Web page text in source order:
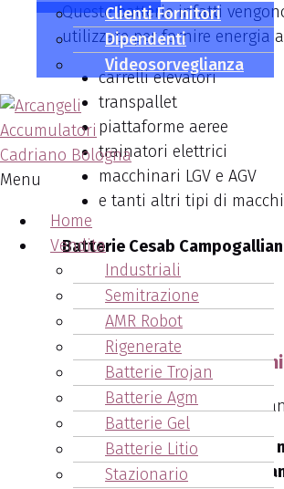
Clienti Fornitori
Dipendenti
Videosorveglianza
Menu
Home
Vendita
Industriali
Semitrazione
AMR Robot
Rigenerate
Batterie Trojan
Batterie Agm
Batterie Gel
Batterie Litio
Stazionario
Queste batterie infatti
utilizzate per fornire energia
carrelli elevatori
transpallet
piattaforme aeree
trainatori elettrici
macchinari LGV e AGV
e tanti altri tipi di
Batterie Cesab
Chiama ora!!
051.6271878
Le batterie Cesab agli
La potenza degli ioni di litio
Batterie Cesab